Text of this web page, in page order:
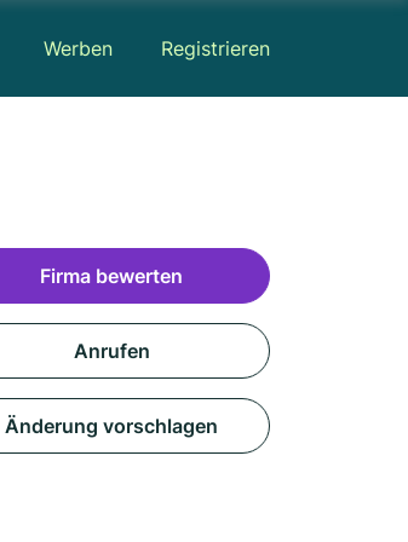
Werben Registrieren
Firma bewerten
Anrufen
Änderung vorschlagen